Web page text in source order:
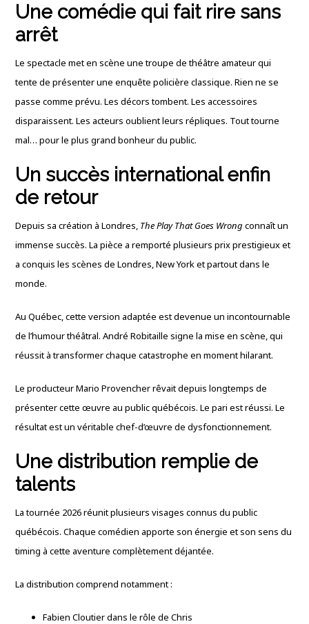
Une comédie qui fait rire sans
arrêt
Le spectacle met en scène une troupe de théâtre amateur qui
tente de présenter une enquête policière classique. Rien ne se
passe comme prévu. Les décors tombent. Les accessoires
disparaissent. Les acteurs oublient leurs répliques. Tout tourne
mal… pour le plus grand bonheur du public.
Un succès international enfin
de retour
Depuis sa création à Londres, The Play That Goes Wrong connaît un
immense succès. La pièce a remporté plusieurs prix prestigieux et
a conquis les scènes de Londres, New York et partout dans le
monde.
Au Québec, cette version adaptée est devenue un incontournable
de l’humour théâtral. André Robitaille signe la mise en scène, qui
réussit à transformer chaque catastrophe en moment hilarant.
Le producteur Mario Provencher rêvait depuis longtemps de
présenter cette œuvre au public québécois. Le pari est réussi. Le
résultat est un véritable chef-d’œuvre de dysfonctionnement.
Une distribution remplie de
talents
La tournée 2026 réunit plusieurs visages connus du public
québécois. Chaque comédien apporte son énergie et son sens du
timing à cette aventure complètement déjantée.
La distribution comprend notamment :
Fabien Cloutier dans le rôle de Chris